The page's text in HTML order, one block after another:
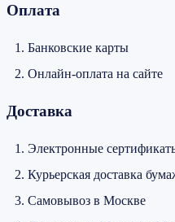
Оплата
Банковские карты
Онлайн-оплата на сайте
Доставка
Электронные
Курьерская доставка
Самовывоз в Москве